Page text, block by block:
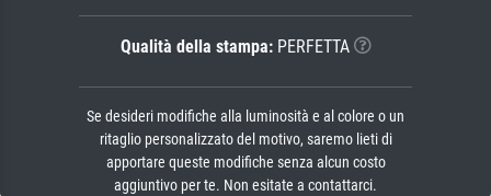
Qualità della stampa:PERFETTA
Se desideri modifiche alla luminosità e al colore o un
ritaglio personalizzato del motivo, saremo lieti di
apportare queste modifiche senza alcun costo
aggiuntivo per te. Non esitate a contattarci.